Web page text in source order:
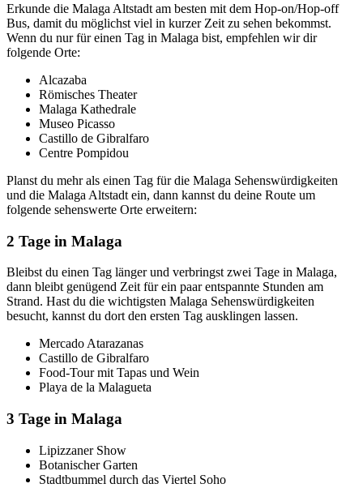
Erkunde die Malaga Altstadt am besten mit dem Hop-on/Hop-off
Bus, damit du möglichst viel in kurzer Zeit zu sehen bekommst.
Wenn du nur für einen Tag in Malaga bist, empfehlen wir dir
folgende Orte:
Alcazaba
Römisches Theater
Malaga Kathedrale
Museo Picasso
Castillo de Gibralfaro
Centre Pompidou
Planst du mehr als einen Tag für die Malaga Sehenswürdigkeiten
und die Malaga Altstadt ein, dann kannst du deine Route um
folgende sehenswerte Orte erweitern:
2 Tage in Malaga
Bleibst du einen Tag länger und verbringst zwei Tage in Malaga,
dann bleibt genügend Zeit für ein paar entspannte Stunden am
Strand. Hast du die wichtigsten Malaga Sehenswürdigkeiten
besucht, kannst du dort den ersten Tag ausklingen lassen.
Mercado Atarazanas
Castillo de Gibralfaro
Food-Tour mit Tapas und Wein
Playa de la Malagueta
3 Tage in Malaga
Lipizzaner Show
Botanischer Garten
Stadtbummel durch das Viertel Soho